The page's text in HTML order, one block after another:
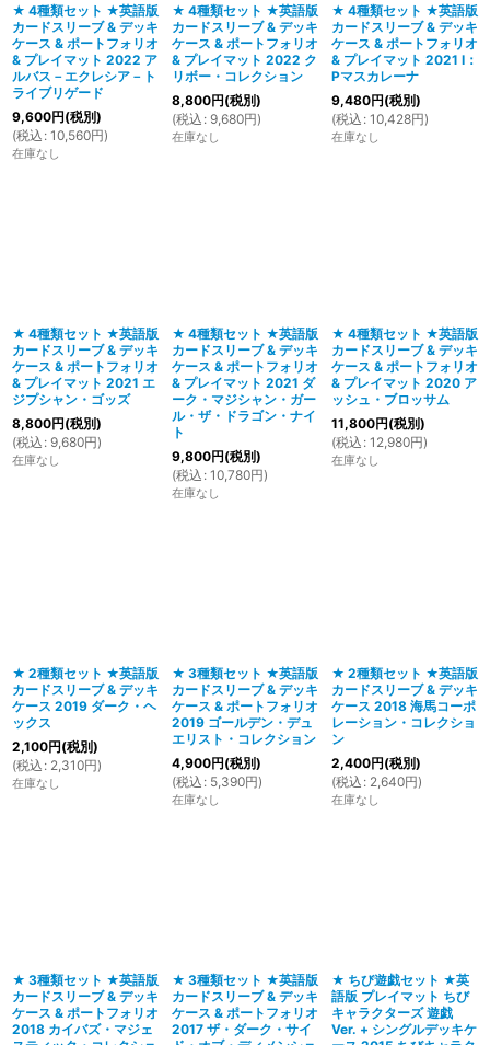
★ 4種類セット ★英語版
カードスリーブ & デッキ
ケース & ポートフォリオ
& プレイマット 2022 ア
ルバス－エクレシア－ト
ライブリゲード
9,600円(税別)
(税込 : 10,560円)
在庫なし
★ 4種類セット ★英語版
カードスリーブ & デッキ
ケース & ポートフォリオ
& プレイマット 2022 ク
リボー・コレクション
8,800円(税別)
(税込 : 9,680円)
在庫なし
★ 4種類セット ★英語版
カードスリーブ & デッキ
ケース & ポートフォリオ
& プレイマット 2021 I：
Pマスカレーナ
9,480円(税別)
(税込 : 10,428円)
在庫なし
★ 4種類セット ★英語版
カードスリーブ & デッキ
ケース & ポートフォリオ
& プレイマット 2021 エ
ジプシャン・ゴッズ
8,800円(税別)
(税込 : 9,680円)
在庫なし
★ 4種類セット ★英語版
カードスリーブ & デッキ
ケース & ポートフォリオ
& プレイマット 2021 ダ
ーク・マジシャン・ガー
ル・ザ・ドラゴン・ナイ
ト
9,800円(税別)
(税込 : 10,780円)
在庫なし
★ 4種類セット ★英語版
カードスリーブ & デッキ
ケース & ポートフォリオ
& プレイマット 2020 ア
ッシュ・ブロッサム
11,800円(税別)
(税込 : 12,980円)
在庫なし
★ 2種類セット ★英語版
カードスリーブ & デッキ
ケース 2019 ダーク・ヘ
ックス
2,100円(税別)
(税込 : 2,310円)
在庫なし
★ 3種類セット ★英語版
カードスリーブ & デッキ
ケース & ポートフォリオ
2019 ゴールデン・デュ
エリスト・コレクション
4,900円(税別)
(税込 : 5,390円)
在庫なし
★ 2種類セット ★英語版
カードスリーブ & デッキ
ケース 2018 海馬コーポ
レーション・コレクショ
ン
2,400円(税別)
(税込 : 2,640円)
在庫なし
★ 3種類セット ★英語版
カードスリーブ & デッキ
ケース & ポートフォリオ
2018 カイバズ・マジェ
★ 3種類セット ★英語版
カードスリーブ & デッキ
ケース & ポートフォリオ
2017 ザ・ダーク・サイ
★ ちび遊戯セット ★英
語版 プレイマット ちび
キャラクターズ 遊戯
Ver. + シングルデッキケ